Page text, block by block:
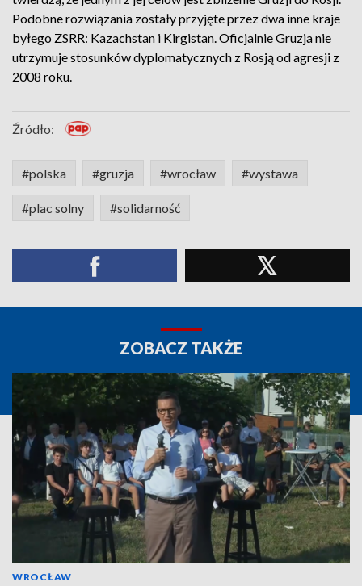
Podobne rozwiązania zostały przyjęte przez dwa inne kraje
byłego ZSRR: Kazachstan i Kirgistan. Oficjalnie Gruzja nie
utrzymuje stosunków dyplomatycznych z Rosją od agresji z
2008 roku.
Źródło:
#polska #gruzja #wrocław #wystawa
#plac solny #solidarność
ZOBACZ TAKŻE
WROCŁAW